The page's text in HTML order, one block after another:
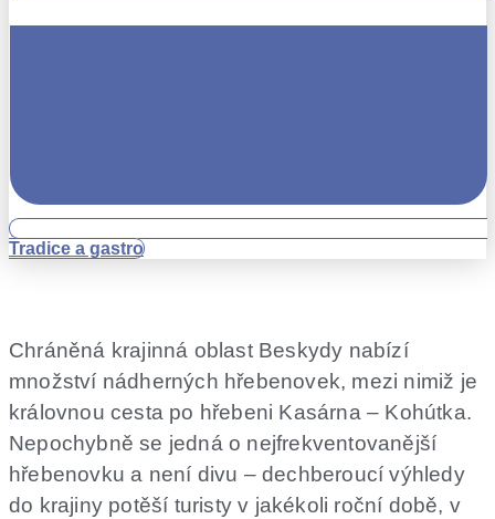
Tradice a gastro
Chráněná krajinná oblast Beskydy nabízí
množství nádherných hřebenovek, mezi nimiž je
královnou cesta po hřebeni Kasárna – Kohútka.
Nepochybně se jedná o nejfrekventovanější
hřebenovku a není divu – dechberoucí výhledy
do krajiny potěší turisty v jakékoli roční době, v